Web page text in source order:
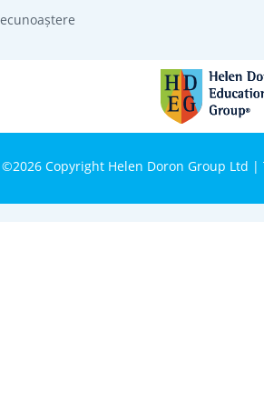
©2026 Copyright Helen Doron Group Ltd